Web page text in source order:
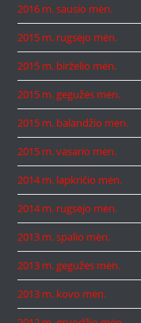
2016 m. sausio mėn.
2015 m. rugsėjo mėn.
2015 m. birželio mėn.
2015 m. gegužės mėn.
2015 m. balandžio mėn.
2015 m. vasario mėn.
2014 m. lapkričio mėn.
2014 m. rugsėjo mėn.
2013 m. spalio mėn.
2013 m. gegužės mėn.
2013 m. kovo mėn.